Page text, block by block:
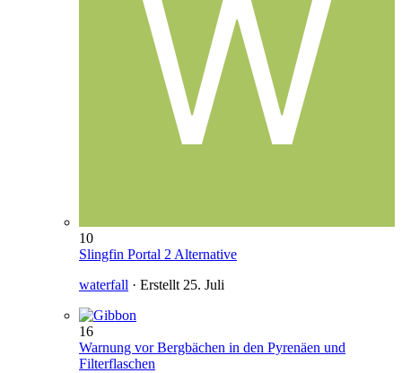
10
Slingfin Portal 2 Alternative
waterfall · Erstellt25. Juli
16
Warnung vor Bergbächen in den Pyrenäen und
Filterflaschen